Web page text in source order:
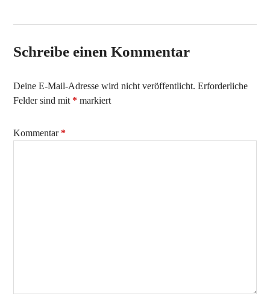
Schreibe einen Kommentar
Deine E-Mail-Adresse wird nicht veröffentlicht. Erforderliche
Felder sind mit * markiert
Kommentar *